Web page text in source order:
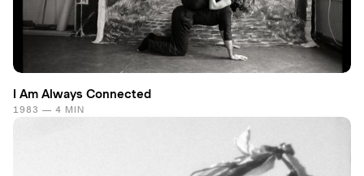
I Am Always Connected
1983 — 4 MIN